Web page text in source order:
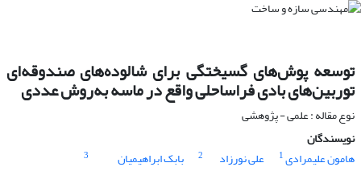
توسعه پوش‌های گسیختگی برای شالوده‌های صندوقه‌ای
توربین‌های بادی فراساحلی واقع در ماسه به‌روش عددی
نوع مقاله : علمی - پژوهشی
نویسندگان
هامون علیمرادی1 علی نورزاد 2 بابک ابراهیمیان
3